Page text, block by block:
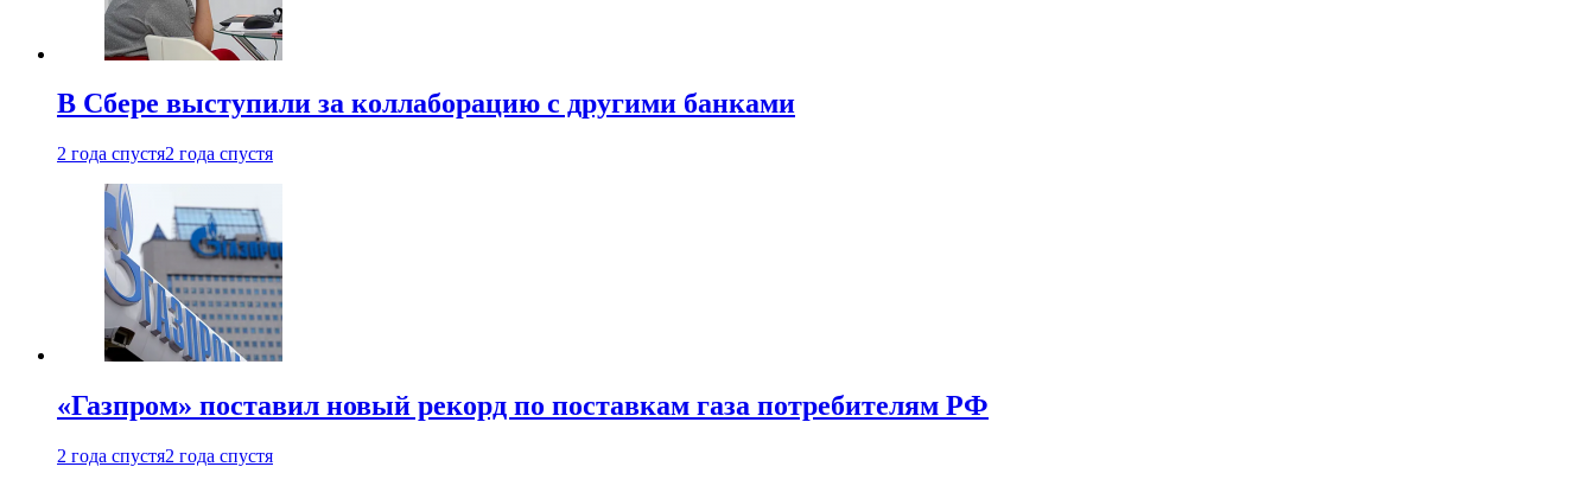
В Сбере выступили за коллаборацию с другими банками
2 года спустя2 года спустя
«Газпром» поставил новый рекорд по поставкам газа потребителям РФ
2 года спустя2 года спустя